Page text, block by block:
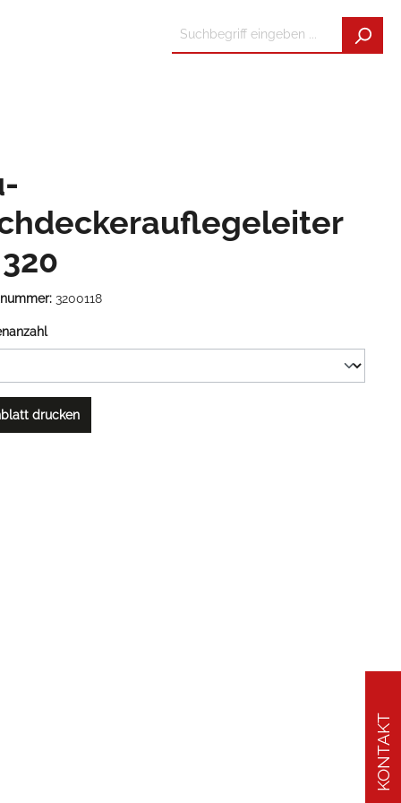
3200118
drucken
KONTAKT